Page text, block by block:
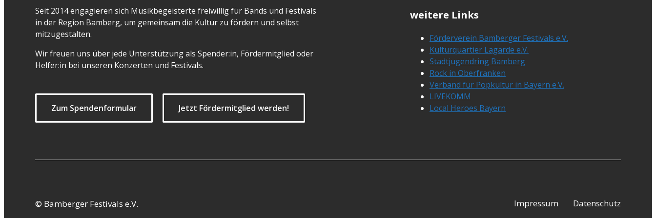
Seit 2014 engagieren sich Musikbegeisterte freiwillig für Bands und Festivals
in der Region Bamberg, um gemeinsam die Kultur zu fördern und selbst
mitzugestalten.
Wir freuen uns über jede Unterstützung als Spender:in, Fördermitglied oder
Helfer:in bei unseren Konzerten und Festivals.
Zum Spendenformular Jetzt Fördermitglied werden!
weitere Links
Förderverein Bamberger Festivals e.V.
Kulturquartier Lagarde e.V.
Stadtjugendring Bamberg
Rock in Oberfranken
Verband für Popkultur in Bayern e.V.
LIVEKOMM
Local Heroes Bayern
© Bamberger Festivals e.V. Impressum Datenschutz